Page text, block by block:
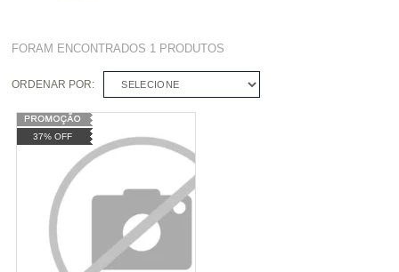
FORAM ENCONTRADOS 1 PRODUTOS
ORDENAR POR: SELECIONE
37% OFF